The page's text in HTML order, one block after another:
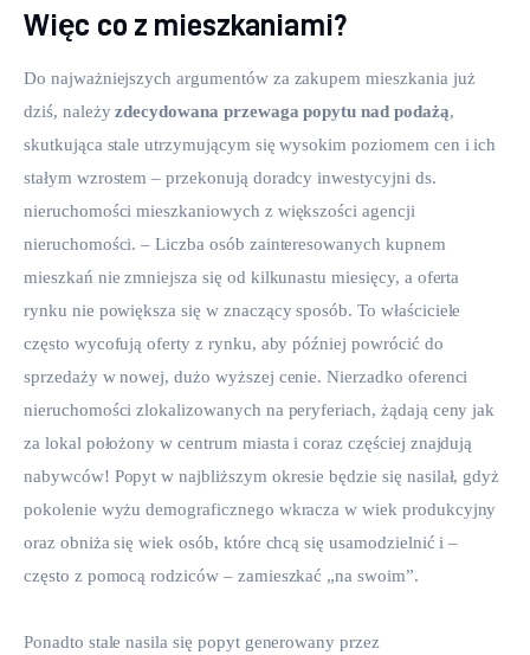
Więc co z mieszkaniami?
Do najważniejszych argumentów za zakupem mieszkania już
dziś, należy zdecydowana przewaga popytu nad podażą,
skutkująca stale utrzymującym się wysokim poziomem cen i ich
stałym wzrostem – przekonują doradcy inwestycyjni ds.
nieruchomości mieszkaniowych z większości agencji
nieruchomości. – Liczba osób zainteresowanych kupnem
mieszkań nie zmniejsza się od kilkunastu miesięcy, a oferta
rynku nie powiększa się w znaczący sposób. To właściciele
często wycofują oferty z rynku, aby później powrócić do
sprzedaży w nowej, dużo wyższej cenie. Nierzadko oferenci
nieruchomości zlokalizowanych na peryferiach, żądają ceny jak
za lokal położony w centrum miasta i coraz częściej znajdują
nabywców! Popyt w najbliższym okresie będzie się nasilał, gdyż
pokolenie wyżu demograficznego wkracza w wiek produkcyjny
oraz obniża się wiek osób, które chcą się usamodzielnić i –
często z pomocą rodziców – zamieszkać „na swoim”.
Ponadto stale nasila się popyt generowany przez